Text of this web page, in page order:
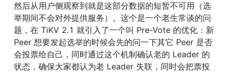
然后从用户侧观察到就是这部分数据的短暂不可用（选
举期间不会对外提供服务）。这个是一个老生常谈的问
题，在 TiKV 2.1 就引入了一个叫 Pre-Vote 的优化：新
Peer 想要发起选举的时候会先的问一下其它 Peer 是否
会投票给自己，同时通过这个机制确认老的 Leader 的
状态，确保大家都认为老 Leader 失联，同时会把票投